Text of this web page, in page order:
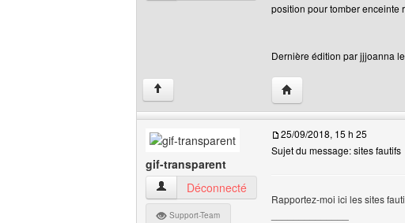
position pour tomber enceinte
Dernière édition par jjjoanna
↑ Visiter le site web de
gif-transparent
gif-transparent Voir le profil de l'utilisateur
Déconnecté
Support-Team
25/09/2018, 15 h 25
Sujet du message: sites fautifs
Rapportez-moi ici les sites